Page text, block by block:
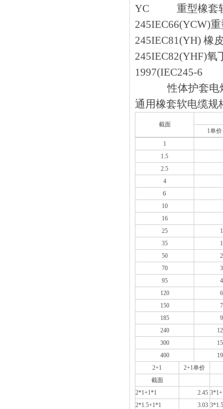
YC 重型橡套
245IEC66(YCW)
245IEC81(YH)
245IEC82(YHF)
1997(IEC245-6
性体护套电
通用橡套软电缆规格
截面
1单价
1
1.5
2.5
4
6
10
16
25
35
50
70
95
120
150
185
240
300
400
2+1
2+1单价
截面
2*1+1*1
2.45
2*1.5+1*1
3.03